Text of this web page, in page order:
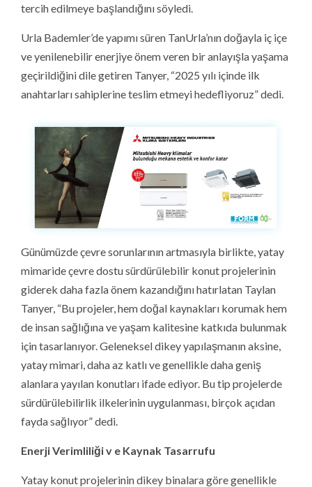
tercih edilmeye başlandığını söyledi.
Urla Bademler’de yapımı süren TanUrla’nın doğayla iç içe
ve yenilenebilir enerjiye önem veren bir anlayışla yaşama
geçirildiğini dile getiren Tanyer, “2025 yılı içinde ilk
anahtarları sahiplerine teslim etmeyi hedefliyoruz” dedi.
Günümüzde çevre sorunlarının artmasıyla birlikte, yatay
mimaride çevre dostu sürdürülebilir konut projelerinin
giderek daha fazla önem kazandığını hatırlatan Taylan
Tanyer, “Bu projeler, hem doğal kaynakları korumak hem
de insan sağlığına ve yaşam kalitesine katkıda bulunmak
için tasarlanıyor. Geleneksel dikey yapılaşmanın aksine,
yatay mimari, daha az katlı ve genellikle daha geniş
alanlara yayılan konutları ifade ediyor. Bu tip projelerde
sürdürülebilirlik ilkelerinin uygulanması, birçok açıdan
fayda sağlıyor” dedi.
Enerji Verimliliği v e Kaynak Tasarrufu
Yatay konut projelerinin dikey binalara göre genellikle